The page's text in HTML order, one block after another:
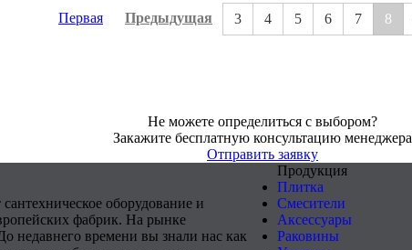
Первая Предыдущая 3 4 5 6 7 8
Не можете определиться с выбором?
Закажите бесплатную консультацию менеджера
Отправить заявку
оборудование и
фабрик. На рынке
недавнего времени вы знали нас как
Продукция
Плитка
Смесители
Аксессуары
Раковины